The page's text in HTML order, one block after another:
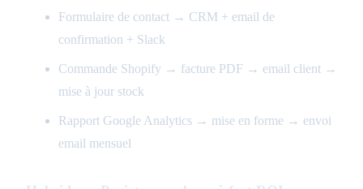
Formulaire de contact → CRM + email de
confirmation + Slack
Commande Shopify → facture PDF → email client →
mise à jour stock
Rapport Google Analytics → mise en forme → envoi
email mensuel